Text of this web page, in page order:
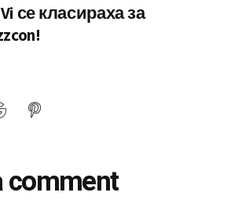
се класираха за
comment